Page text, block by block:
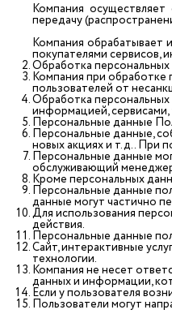
Компания осуществляет
передачу
Компания обрабатывает
покупателями сервисов,
Обработка персональных
Компания при обработке
пользователей от
Обработка
информацией, сервисами,
Персональные данные
Персональные данные,
новых акциях и т.д.. При
Персональные данные
обслуживающий
Кроме персональных
Персональные данные
данные могут частично
Для использования
действия.
Персональные данные
Сайт, интерактивные
технологии.
Компания не несет
данных и информации,
Если у пользователя
Пользователи могут